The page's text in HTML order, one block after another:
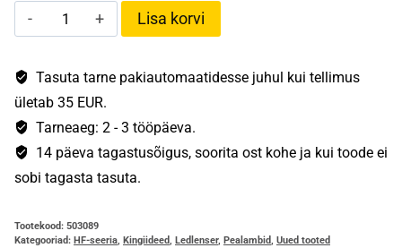
Ledlenser
HF8R
RGB
kogus
Lisa korvi
Tasuta tarne pakiautomaatidesse juhul kui tellimus
ületab 35 EUR.
Tarneaeg: 2 - 3 tööpäeva.
14 päeva tagastusõigus, soorita ost kohe ja kui toode ei
sobi tagasta tasuta.
Tootekood: 503089
Kategooriad: HF-seeria, Kingiideed, Ledlenser, Pealambid, Uued tooted